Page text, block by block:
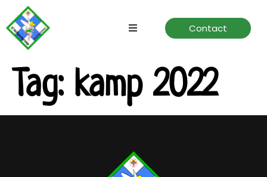
Speltakken
Over ons
Contact
Tag: kamp 2022